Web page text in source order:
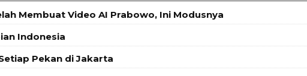
Membuat Video AI Prabowo, Ini Modusnya
Indonesia
Pekan di Jakarta